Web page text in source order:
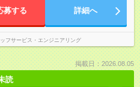
募する 詳細へ
フサービス・エンジニアリング
掲載日：2026.08.05
読